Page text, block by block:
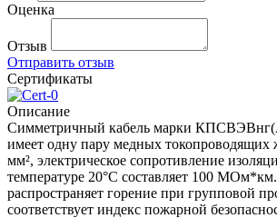
Оценка
Отзыв
Отправить отзыв
Сертификаты
Описание
Симметричный кабель марки
имеет одну пару медных токопроводящих
мм², электрическое сопротивление
температуре 20°С составляет 100
распространяет горение при групповой
соответствует индекс пожарной